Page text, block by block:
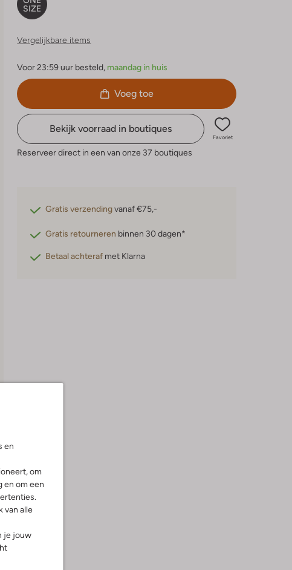
en
om
en om een
van alle
je jouw
SIZE
Vergelijkbare items
Voor 23:59 uur besteld, maandag in huis
Voeg toe
Bekijk voorraad in boutiques
Favoriet
Reserveer direct in een van onze 37 boutiques
Gratis verzendingvanaf €75,-
Gratis retourneren binnen 30 dagen*
Betaal achteraf met Klarna